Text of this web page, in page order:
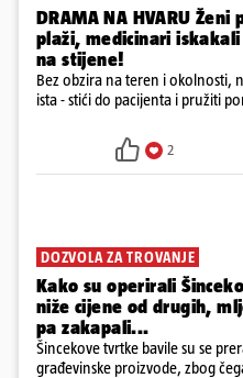
DRAMA NA HVARU Ženi
plaži, medicinari
na stijene!
Bez obzira na teren i okolnosti,
ista - stići do pacijenta i pružiti
2
DOZVOLA ZA TROVANJE
Kako su operirali
niže cijene od drugih,
pa zakapali...
Šincekove tvrtke bavile su se
građevinske proizvode, zbog